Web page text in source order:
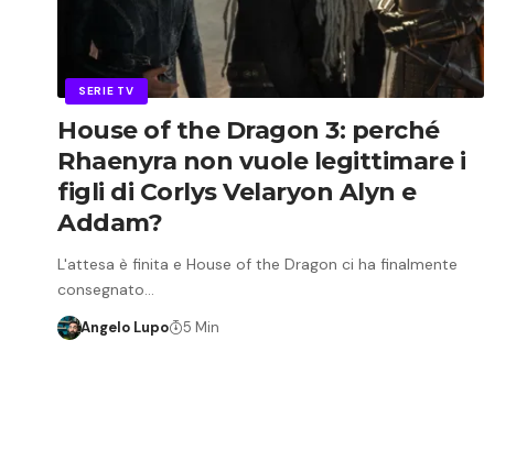
SERIE TV
House of the Dragon 3: perché
Rhaenyra non vuole legittimare i
figli di Corlys Velaryon Alyn e
Addam?
L'attesa è finita e House of the Dragon ci ha finalmente
consegnato…
Angelo Lupo 5 Min